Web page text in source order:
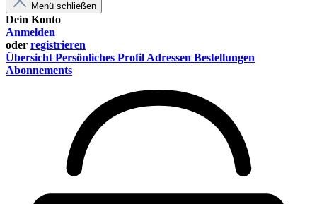
Menü schließen
Dein Konto
Anmelden
oder registrieren
Übersicht Persönliches Profil Adressen Bestellungen
Abonnements